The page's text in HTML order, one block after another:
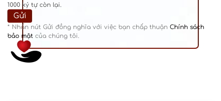
1000 ký tự còn lại.
* Nhấn nút Gửi đồng nghĩa với việc bạn chấp thuận Chính sách
bảo mật của chúng tôi.